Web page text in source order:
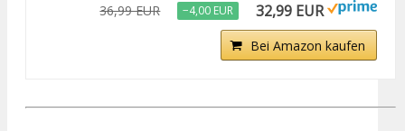
36,99 EUR −4,00 EUR 32,99 EUR
Bei Amazon kaufen